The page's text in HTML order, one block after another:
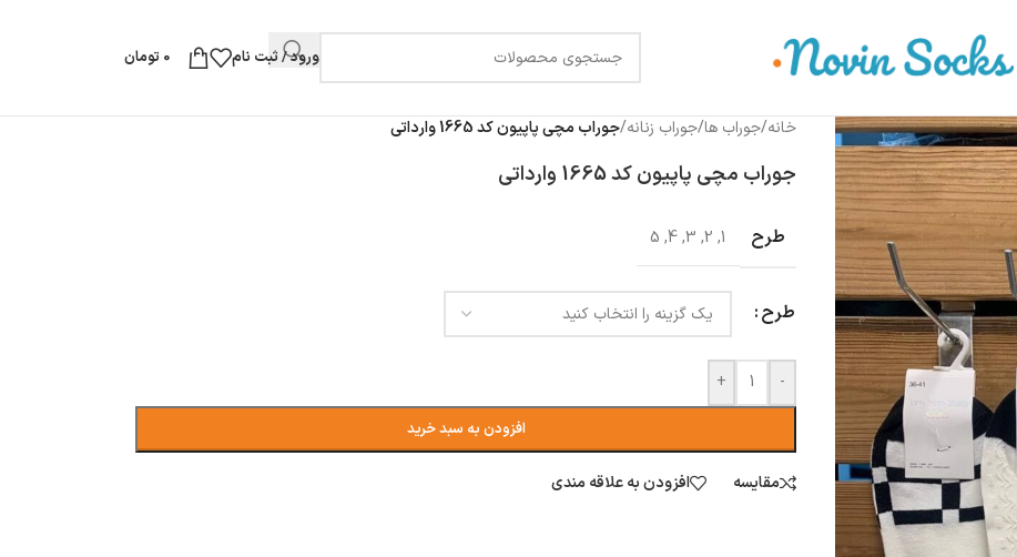
ورود / ثبت نام 0 تومان
خانه/جوراب ها/جوراب زنانه/جوراب مچی پاپیون کد 1665 وارداتی
جوراب مچی پاپیون کد 1665 وارداتی
طرح 1
,
2
,
3
,
4
,
5
طرح
-
+
افزودن به سبد خرید
مقایسه افزودن به علاقه مندی